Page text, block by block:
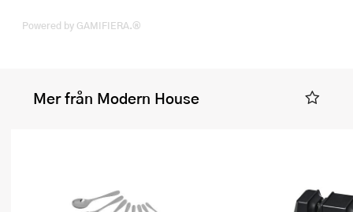
Powered by GAMIFIERA.®
Mer från Modern House